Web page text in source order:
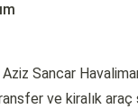
Sancar
ve kiralık